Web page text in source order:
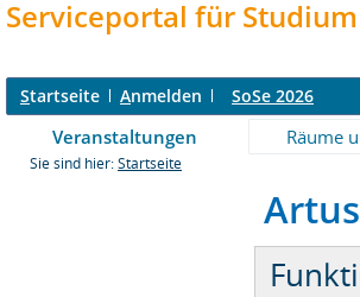
Serviceportal für
Startseite Anmelden SoSe 2026
Veranstaltungen Räume
Sie sind hier: Startseite